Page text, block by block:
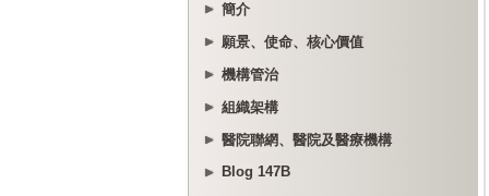
簡介
願景、使命、核心價值
機構管治
組織架構
醫院聯網、醫院及醫療機構
Blog 147B